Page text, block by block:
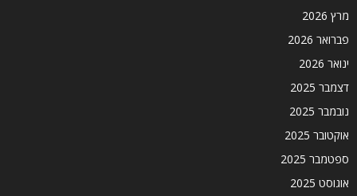
מרץ 2026
פברואר 2026
ינואר 2026
דצמבר 2025
נובמבר 2025
אוקטובר 2025
ספטמבר 2025
אוגוסט 2025